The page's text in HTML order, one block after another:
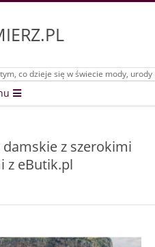
co dzieje się w świecie mody, urody
damskie z szerokimi
z eButik.pl